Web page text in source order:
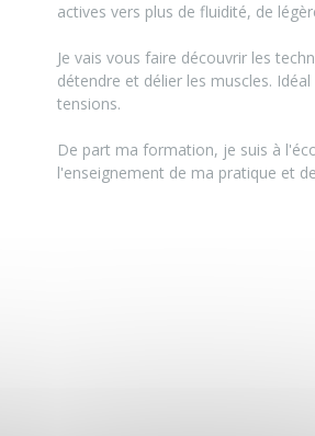
actives vers plus de fluidité, de
Je vais vous faire découvrir les
détendre et délier les muscles.
tensions.
De part ma formation, je suis à
l'enseignement de ma pratique et